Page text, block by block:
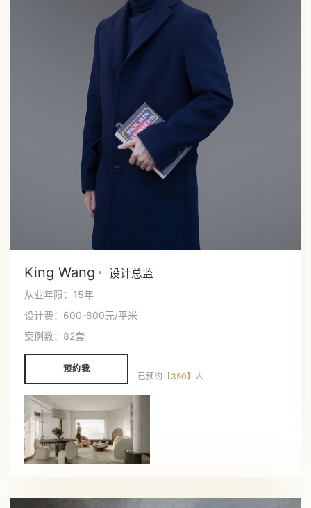
King Wang 设计总监
从业年限：15年
设计费：600-800元/平米
案例数：82套
预约我
已预约 【350】 人